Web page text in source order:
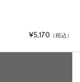
¥5,170 （税込）